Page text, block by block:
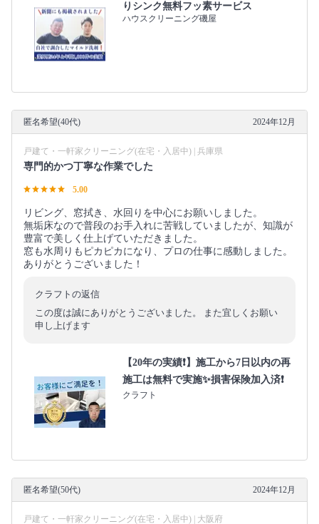
りシンク無料フッ素サービス
ハウスクリーニング磯屋
匿名希望(40代) 2024年12月
戸建て・一軒家クリーニング(在宅・入居中) | 兵庫県
専門的かつ丁寧な作業でした
5.00
リビング、窓拭き、水回りを中心にお願いしました。
無垢床なので普段のお手入れに苦戦していましたが、知識が
豊富で美しく仕上げていただきました。
窓も水周りもピカピカになり、プロの仕事に感動しました。
ありがとうございました！
クラフトの返信
この度は誠にありがとうございました。 また宜しくお願い
申し上げます
【20年の実績❗️】施工から7日以内の再
施工は無料で実施✨損害保険加入済❗️
クラフト
匿名希望(50代) 2024年12月
戸建て・一軒家クリーニング(在宅・入居中) | 大阪府